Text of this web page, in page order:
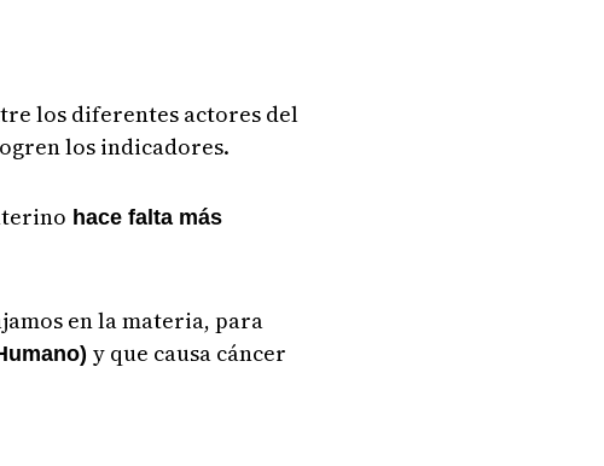
los diferentes actores del
los indicadores.
hace falta más
en la materia, para
y que causa cáncer